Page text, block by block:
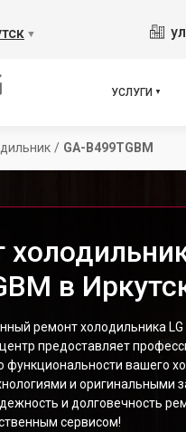
▼
УСЛУГИ
/ GA-B499TGBM
в
ремонт холодильника LG
предоставляет
функциональности вашего
и оригинальными
и долговечность
сервисом!